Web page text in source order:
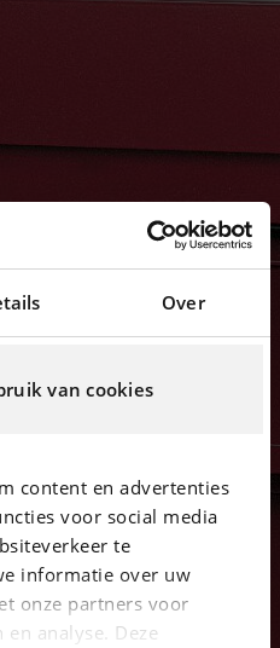
Over
van cookies
content en advertenties
voor social media
te
informatie over uw
onze partners voor
analyse. Deze